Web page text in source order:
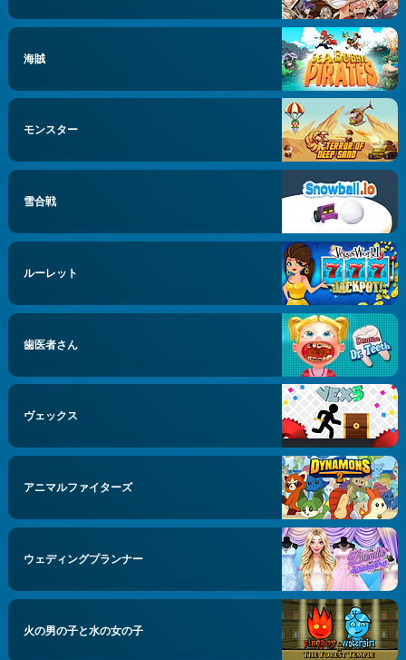
海賊
モンスター
雪合戦
ルーレット
歯医者さん
ヴェックス
アニマルファイターズ
ウェディングプランナー
火の男の子と水の女の子